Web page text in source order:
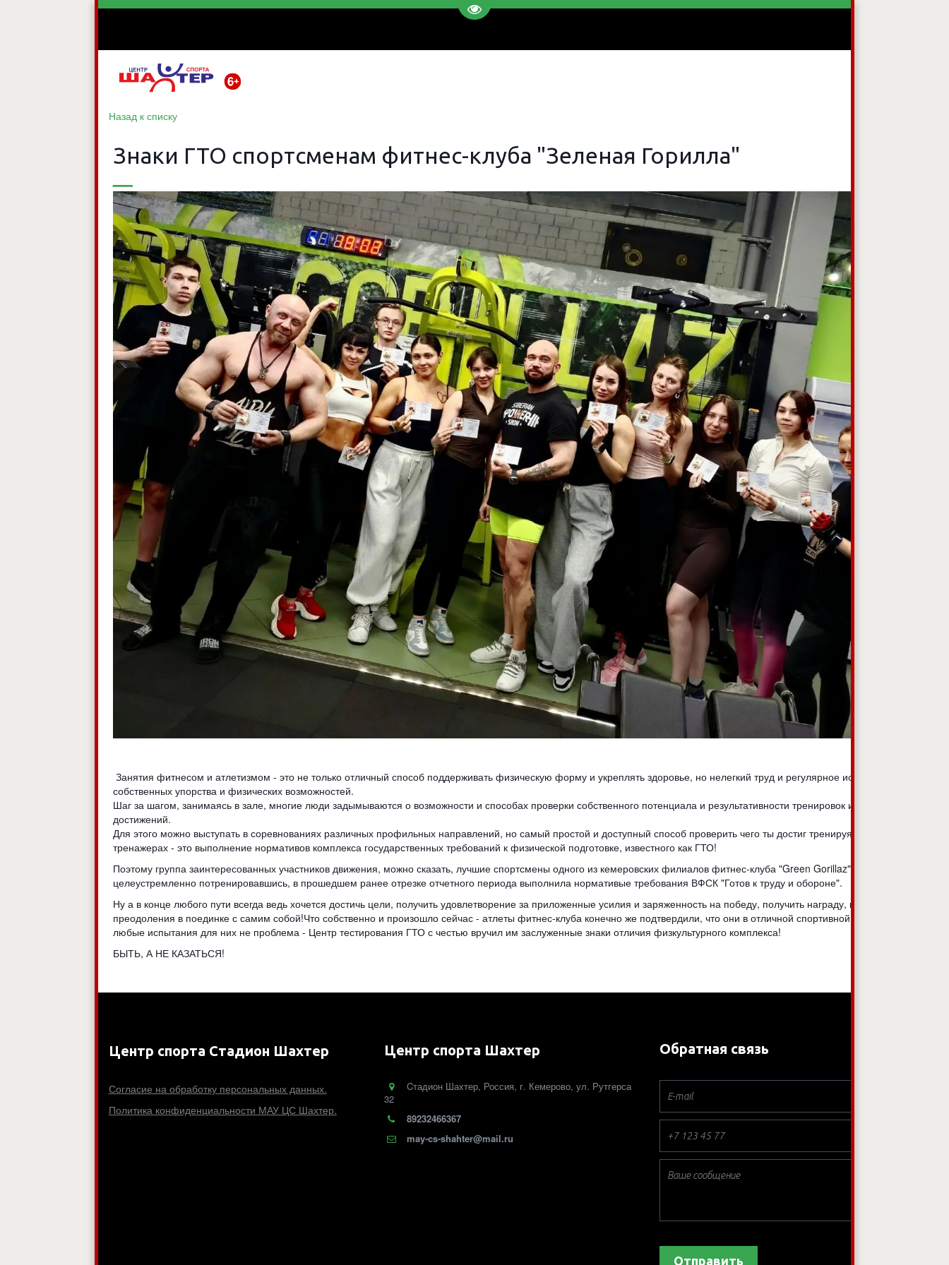
Перейти на версию для слабовидящих
Назад к списку
Знаки ГТО спортсменам фитнес-клуба "Зеленая Горилла"
Занятия фитнесом и атлетизмом - это не только отличный способ поддерживать физическую форму и укреплять здоровье, но нелегкий труд и регулярное испытание
собственных упорства и физических возможностей.
Шаг за шагом, занимаясь в зале, многие люди задымываются о возможности и способах проверки собственного потенциала и результативности тренировок и
достижений.
Для этого можно выступать в соревнованиях различных профильных направлений, но самый простой и доступный способ проверить чего ты достиг тренируясь на
тренажерах - это выполнение нормативов комплекса государственных требований к физической подготовке, известного как ГТО!
Поэтому группа заинтересованных участников движения, можно сказать, лучшие спортсмены одного из кемеровских филиалов фитнес-клуба "Green Gorillaz", упорно и
целеустремленно потренировавшись, в прошедшем ранее отрезке отчетного периода выполнила нормативые требования ВФСК "Готов к труду и обороне".
Ну а в конце любого пути всегда ведь хочется достичь цели, получить удовлетворение за приложенные усилия и заряженность на победу, получить награду, как символ
преодоления в поединке с самим собой!Что собственно и произошло сейчас - атлеты фитнес-клуба конечно же подтвердили, что они в отличной спортивной форме, и
любые испытания для них не проблема - Центр тестирования ГТО с честью вручил им заслуженные знаки отличия физкультурного комплекса!
БЫТЬ, А НЕ КАЗАТЬСЯ!
Центр спорта Стадион Шахтер
Согласие на обработку персональных данных.
Политика конфиденциальности МАУ ЦС Шахтер.
Центр спорта Шахтер
Cтадион Шахтер, Россия, г. Кемерово,ул. Рутгерса
32
89232466367
may-cs-shahter@mail.ru
Обратная связь
Отправить